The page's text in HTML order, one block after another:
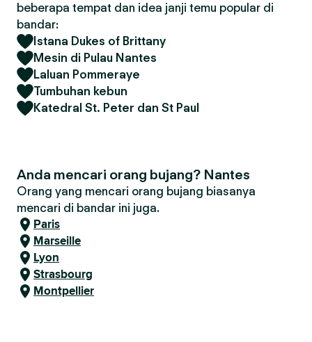
beberapa tempat dan idea janji temu popular di
bandar:
Istana Dukes of Brittany
Mesin di Pulau Nantes
Laluan Pommeraye
Tumbuhan kebun
Katedral St. Peter dan St Paul
Anda mencari orang bujang? Nantes
Orang yang mencari orang bujang biasanya
mencari di bandar ini juga.
Paris
Marseille
Lyon
Strasbourg
Montpellier